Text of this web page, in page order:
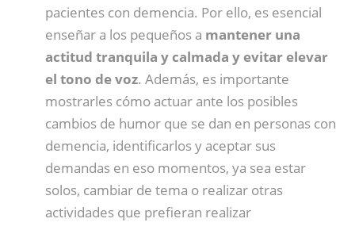
pacientes con demencia. Por ello, es esencial
enseñar a los pequeños a mantener una
actitud tranquila y calmada y evitar elevar
el tono de voz. Además, es importante
mostrarles cómo actuar ante los posibles
cambios de humor que se dan en personas con
demencia, identificarlos y aceptar sus
demandas en eso momentos, ya sea estar
solos, cambiar de tema o realizar otras
actividades que prefieran realizar